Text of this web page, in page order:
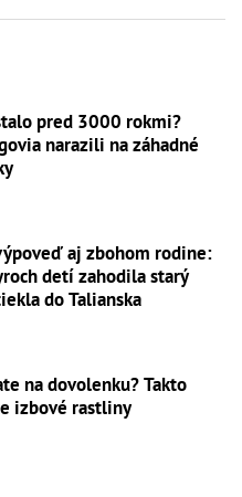
pred 3000 rokmi?
narazili na záhadné
aj zbohom rodine:
detí zahodila starý
do Talianska
na dovolenku? Takto
izbové rastliny